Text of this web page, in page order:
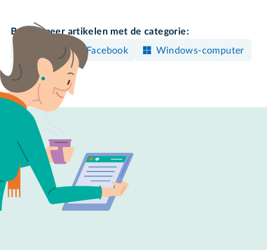
Bekijk meer artikelen met de categorie:
Facebook Windows-computer
Mac